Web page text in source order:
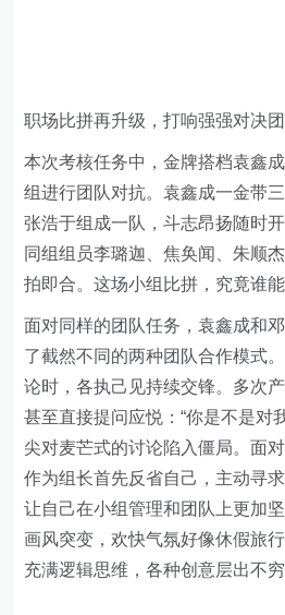
职场比拼再升级，打响强强对决
本次考核任务中，金牌搭档袁鑫
组进行团队对抗。袁鑫成一金带
张浩于组成一队，斗志昂扬随时
同组组员李璐迦、焦奂闻、朱顺
拍即合。这场小组比拼，究竟谁
面对同样的团队任务，袁鑫成和
了截然不同的两种团队合作模式
论时，各执己见持续交锋。多次
甚至直接提问应悦：“你是不是对
尖对麦芒式的讨论陷入僵局。面
作为组长首先反省自己，主动寻
让自己在小组管理和团队上更加
画风突变，欢快气氛好像休假旅
充满逻辑思维，各种创意层出不